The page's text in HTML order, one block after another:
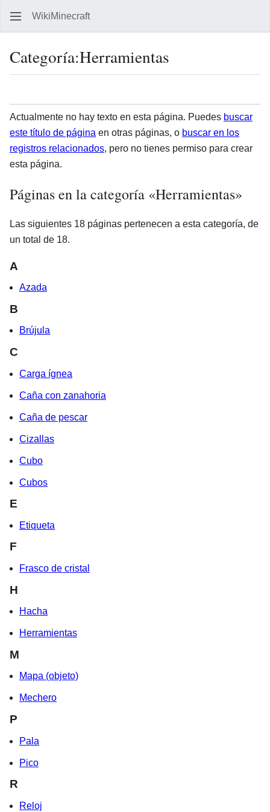
WikiMinecraft
Categoría:Herramientas
Actualmente no hay texto en esta página. Puedes buscar
este título de página en otras páginas, o buscar en los
registros relacionados, pero no tienes permiso para crear
esta página.
Páginas en la categoría «Herramientas»
Las siguientes 18 páginas pertenecen a esta categoría, de
un total de 18.
A
Azada
B
Brújula
C
Carga ígnea
Caña con zanahoria
Caña de pescar
Cizallas
Cubo
Cubos
E
Etiqueta
F
Frasco de cristal
H
Hacha
Herramientas
M
Mapa (objeto)
Mechero
P
Pala
Pico
R
Reloj